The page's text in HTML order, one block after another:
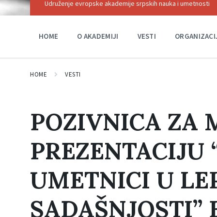
Udruženje evropske akademije srpskih nauka i umetnosti
HOME O AKADEMIJI VESTI
HOME VESTI
POZIVNICA ZA
PREZENTACIJU
UMETNICI U
SADAŠNJOSTI”